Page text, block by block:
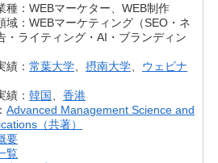
種：WEBマーケター、WEB制作
域：WEBマーケティング（SEO・ネ
・ライティング・AI・ブランディン
績：常葉大学 、摂南大学
ウェビナ
績：韓国 、香港
Advanced Management Science and
（共著）
要
覧